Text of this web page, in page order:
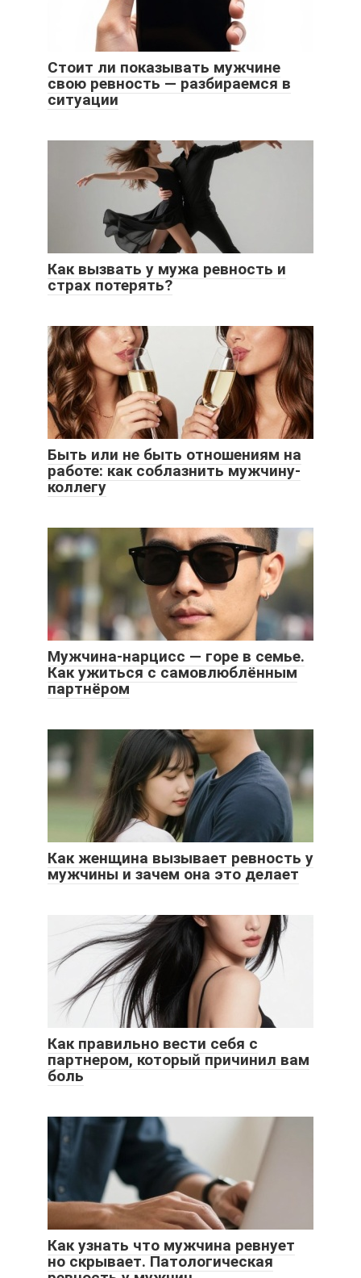
Стоит ли показывать мужчине
свою ревность — разбираемся в
ситуации
Как вызвать у мужа ревность и
страх потерять?
Быть или не быть отношениям на
работе: как соблазнить мужчину-
коллегу
Мужчина-нарцисс — горе в семье.
Как ужиться с самовлюблённым
партнёром
Как женщина вызывает ревность у
мужчины и зачем она это делает
Как правильно вести себя с
партнером, который причинил вам
боль
Как узнать что мужчина ревнует
но скрывает. Патологическая